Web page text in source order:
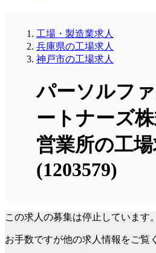
工場・製造業求人
兵庫県の工場求人
神戸市の工場求人
パーソルフ
ートナーズ
営業所の工
(1203579)
この求人の募集は停止しています。
お手数ですが他の求人情報をご覧